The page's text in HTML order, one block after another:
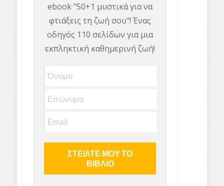
ebook "50+1 μυστικά για να
φτιάξεις τη ζωή σου"! Ένας
οδηγός 110 σελίδων για μια
εκπληκτική καθημερινή ζωή!